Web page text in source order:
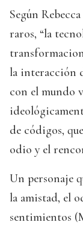
Según
raros, “la
la interacción
con el mundo
de códigos,
odio y el
Un personaje
la amistad, el
sentimientos